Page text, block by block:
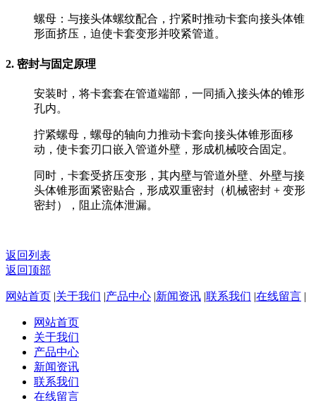
螺母：与接头体螺纹配合，拧紧时推动卡套向接头体锥
形面挤压，迫使卡套变形并咬紧管道。
2. 密封与固定原理
安装时，将卡套套在管道端部，一同插入接头体的锥形
孔内。
拧紧螺母，螺母的轴向力推动卡套向接头体锥形面移
动，使卡套刃口嵌入管道外壁，形成机械咬合固定。
同时，卡套受挤压变形，其内壁与管道外壁、外壁与接
头体锥形面紧密贴合，形成双重密封（机械密封 + 变形
密封），阻止流体泄漏。
返回列表
返回顶部
网站首页 |关于我们 |产品中心 |新闻资讯 |联系我们 |在线留言 |
网站首页
关于我们
产品中心
新闻资讯
联系我们
在线留言